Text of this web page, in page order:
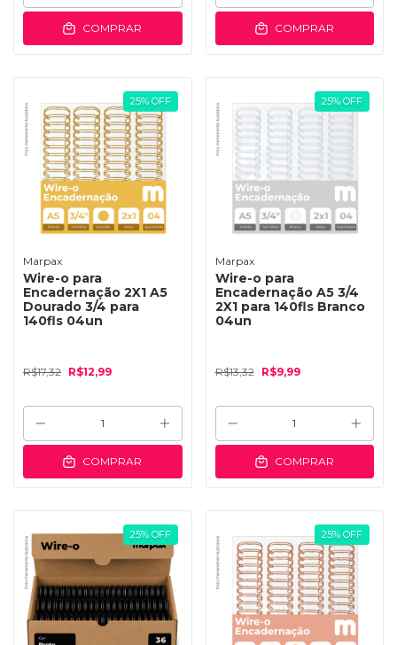
COMPRAR COMPRAR
25% OFF
Marpax
Wire-o para
Encadernação 2X1 A5
Dourado 3/4 para
140fls 04un
R$17,32 R$12,99
COMPRAR
25% OFF
Marpax
Wire-o para
Encadernação A5 3/4
2X1 para 140fls Branco
04un
R$13,32 R$9,99
COMPRAR
25% OFF 25% OFF